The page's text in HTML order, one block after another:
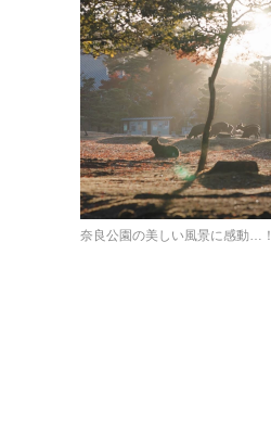
奈良公園の美しい風景に感動…！